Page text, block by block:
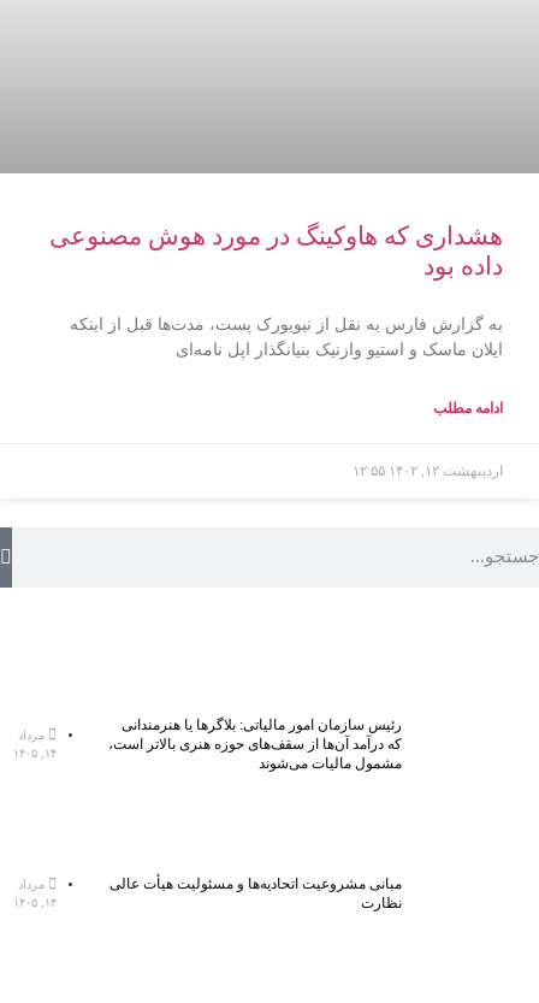
هشداری که هاوکینگ در مورد هوش مصنوعی
داده بود
به گزارش فارس به نقل از نیویورک پست، مدت‌ها قبل از اینکه
ایلان ماسک و استیو وازنیک بنیانگذار اپل نامه‌ای
ادامه مطلب
اردیبهشت ۱۲, ۱۴۰۲ ۱۲:۵۵
رئیس سازمان امور مالیاتی: بلاگر‌ها یا هنرمندانی
که درآمد آن‌ها از سقف‌های حوزه هنری بالاتر است،
مشمول مالیات می‌شوند
مرداد
۱۴, ۱۴۰۵
مبانی مشروعیت اتحادیه‌ها و مسئولیت هیأت عالی
نظارت
مرداد
۱۴, ۱۴۰۵